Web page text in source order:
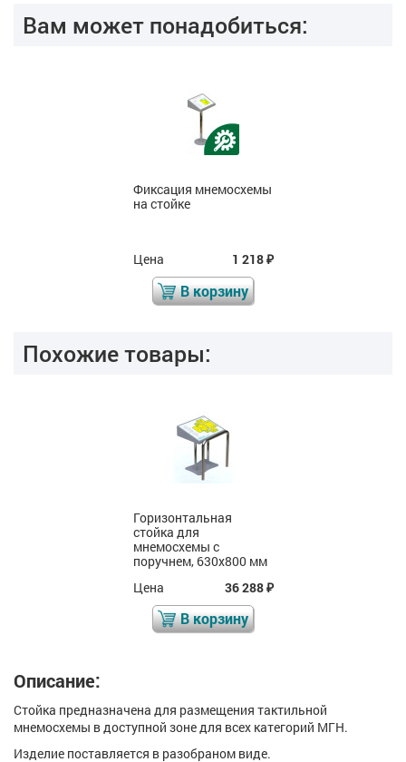
Вам может понадобиться:
Фиксация мнемосхемы
на стойке
Цена 1 218₽
В корзину
Похожие товары:
Горизонтальная
стойка для
мнемосхемы с
поручнем, 630x800 мм
Цена
36 288₽
В корзину
Описание:
Стойка предназначена для размещения тактильной
мнемосхемы в доступной зоне для всех категорий МГН.
Изделие поставляется в разобраном виде.